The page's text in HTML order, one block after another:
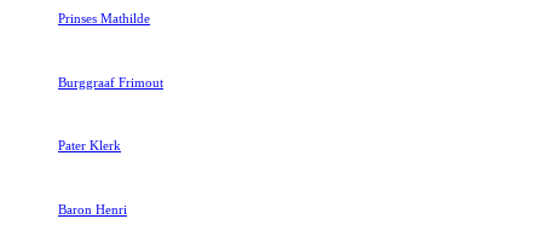
Prinses Mathilde
Burggraaf Frimout
Pater Klerk
Baron Henri